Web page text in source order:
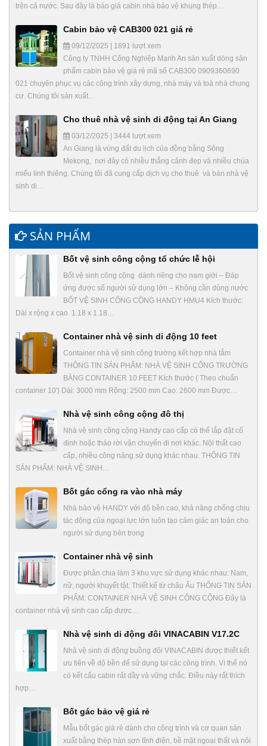
trên cả nước. Sau đây là báo giá cabin nhà bảo vệ khung thép…
Cabin bảo vệ CAB300 021 giá rẻ
09/12/2025 | 1891 lượt xem
Công ty TNHH Công Nghiệp Mạnh An sản xuất dòng sản
phẩm cabin bảo vệ giá rẻ mã số CAB300 0909360690
021 chuyên phục vụ các công trình xây dựng, nhà máy và toà nhà chung
cư. Chúng tôi sản xuất…
Cho thuê nhà vệ sinh di động tại An Giang
03/12/2025 | 3444 lượt xem
An Giang là vùng đất du lịch của đồng bằng Sông
Mekong, nơi đây có nhiều thắng cảnh đẹp và nhiều chùa
miếu linh thiêng. Chúng tôi đã cung cấp dịch vụ cho thuê và bán nhà vệ
sinh di…
SẢN PHẨM
Bốt vệ sinh công cộng tổ chức lễ hội
Bốt vệ sinh công cộng dành riêng cho nam giới – Đáp
ứng được số người sử dụng lớn – Không cần dùng nước
BỐT VỆ SINH CÔNG CỘNG HANDY HMU4 Kích thước:
Dài x rộng x cao 1.18 x 1.18…
Container nhà vệ sinh di động 10 feet
Container nhà vệ sinh công trường kết hợp nhà tắm
THÔNG TIN SẢN PHẨM: NHÀ VỆ SINH CÔNG TRƯỜNG
BẰNG CONTAINER 10 FEET Kích thước ( Theo chuẩn
container 10′) Dài: 3000 mm Rộng: 2500 mm Cao: 2600 mm Được…
Nhà vệ sinh công cộng đô thị
Nhà vệ sinh công cộng Handy cao cấp có thể lắp đặt cố
định hoặc tháo rời vận chuyển đi nơi khác. Nội thất cao
cấp, nhiều công năng sử dụng khác nhau. THÔNG TIN
SẢN PHẨM: NHÀ VỆ SINH…
Bốt gác cổng ra vào nhà máy
Nhà bảo vệ HANDY với độ bền cao, khả năng chống chịu
tác động của ngoại lực lớn luôn tạo cảm giác an toàn cho
người sử dụng bên trong
Container nhà vệ sinh
Được phân chia làm 3 khu vực sử dụng khác nhau: Nam,
nữ, người khuyết tật. Thiết kế từ châu Âu THÔNG TIN SẢN
PHẨM: CONTAINER NHÀ VỆ SINH CÔNG CỘNG Đây là
container nhà vệ sinh cao cấp được…
Nhà vệ sinh di động đôi VINACABIN V17.2C
Nhà vệ sinh di động buồng đôi VINACABIN được thiết kết
ưu tiên về độ bền để sử dụng tại các công trình. Vì thế nó
có kết cấu cabin rất dầy và vững chắc. Điều này rất thích
hợp…
Bốt gác bảo vệ giá rẻ
Mẫu bốt gác giá rẻ dành cho công trình và cơ quan sản
xuất bằng thép hàn sơn tĩnh điện, bề mặt ngoại thất và nội